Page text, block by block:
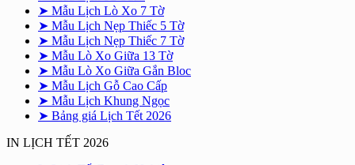
➤ Mẫu Lịch Lò Xo 7 Tờ
➤ Mẫu Lịch Nẹp Thiếc 5 Tờ
➤ Mẫu Lịch Nẹp Thiếc 7 Tờ
➤ Mẫu Lò Xo Giữa 13 Tờ
➤ Mẫu Lò Xo Giữa Gắn Bloc
➤ Mẫu Lịch Gỗ Cao Cấp
➤ Mẫu Lịch Khung Ngọc
➤ Bảng giá Lịch Tết 2026
IN LỊCH TẾT 2026